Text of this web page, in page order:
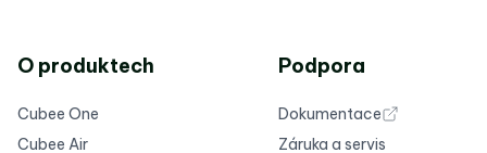
O produktech
Cubee One
Cubee Air
Podpora
Dokumentace
Záruka a servis